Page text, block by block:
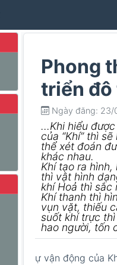
Phong
triển đô
Ngày đăng:
...Khi hiểu
của “Khí” thì
thể xét đoán
khác nhau.
Khí tạo ra
thì vật hình
khí Hoả thì sắc
Khí thanh thì
vụn vặt, thiếu
suốt khí trực
hao người, tốn
ự vận động của